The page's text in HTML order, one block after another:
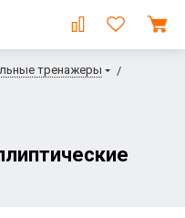
тренажеры